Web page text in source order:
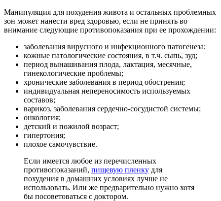
Манипуляция для похудения живота и остальных проблемных
зон может нанести вред здоровью, если не принять во
внимание следующие противопоказания при ее прохождении:
заболевания вирусного и инфекционного патогенеза;
кожные патологические состояния, в т.ч. сыпь, зуд;
период вынашивания плода, лактация, месячные,
гинекологические проблемы;
хронические заболевания в период обострения;
индивидуальная непереносимость используемых
составов;
варикоз, заболевания сердечно-сосудистой системы;
онкология;
детский и пожилой возраст;
гипертония;
плохое самочувствие.
Если имеется любое из перечисленных
противопоказаний, пищевую пленку для
похудения в домашних условиях лучше не
использовать. Или же предварительно нужно хотя
бы посоветоваться с доктором.